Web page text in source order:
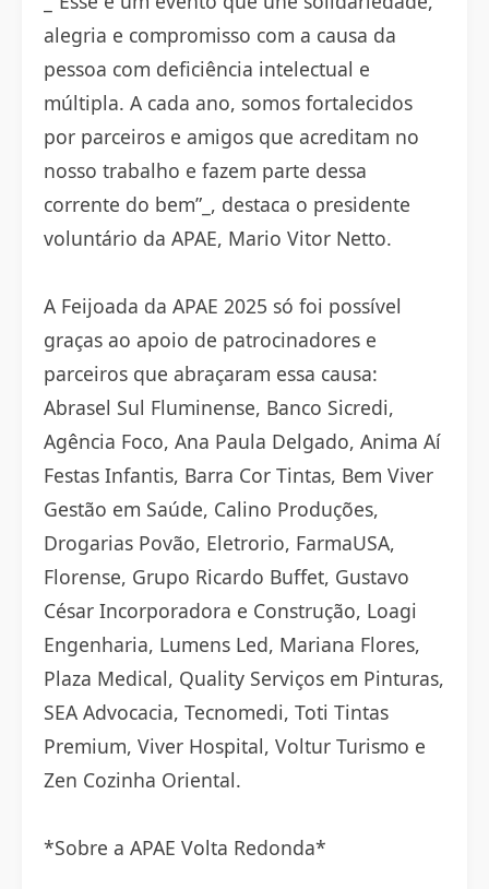
alegria e compromisso com a causa da
pessoa com deficiência intelectual e
múltipla. A cada ano, somos fortalecidos
por parceiros e amigos que acreditam no
nosso trabalho e fazem parte dessa
corrente do bem”_, destaca o presidente
voluntário da APAE, Mario Vitor Netto.
A Feijoada da APAE 2025 só foi possível
graças ao apoio de patrocinadores e
parceiros que abraçaram essa causa:
Abrasel Sul Fluminense, Banco Sicredi,
Agência Foco, Ana Paula Delgado, Anima Aí
Festas Infantis, Barra Cor Tintas, Bem Viver
Gestão em Saúde, Calino Produções,
Drogarias Povão, Eletrorio, FarmaUSA,
Florense, Grupo Ricardo Buffet, Gustavo
César Incorporadora e Construção, Loagi
Engenharia, Lumens Led, Mariana Flores,
Plaza Medical, Quality Serviços em Pinturas,
SEA Advocacia, Tecnomedi, Toti Tintas
Premium, Viver Hospital, Voltur Turismo e
Zen Cozinha Oriental.
*Sobre a APAE Volta Redonda*